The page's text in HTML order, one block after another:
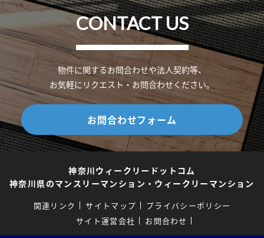
CONTACT US
物件に関するお問合わせや法人契約等、
お気軽にリクエスト・お問合わせください。
お問合わせフォーム
神奈川ウィークリードットコム
神奈川県のマンスリーマンション・ウィークリーマンション
関連リンク サイトマップ
プライバシーポリシー
サイト運営会社
お問合わせ